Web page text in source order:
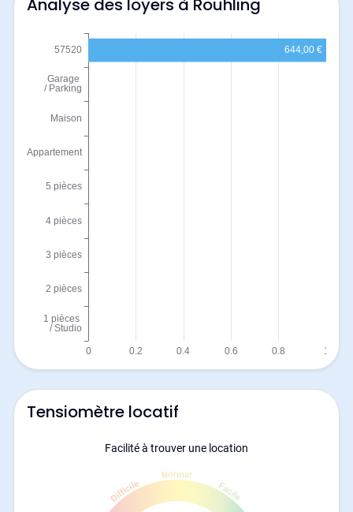
Analyse des loyers à Rouhling
Tensiomètre locatif
Facilité à trouver une location